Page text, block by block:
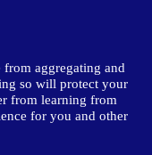
aggregating and
so will protect your
from learning from
for you and other